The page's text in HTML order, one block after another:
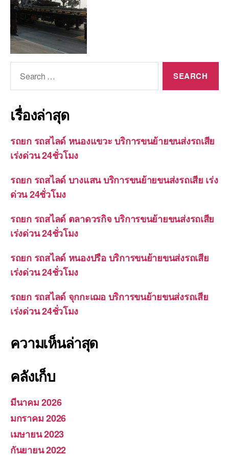
เรื่องล่าสุด
รถยก รถสไลด์ หนองแขวะ บริการขนย้ายขนส่งรถเสีย
เร่งด่วน 24ชั่วโมง
รถยก รถสไลด์ บางแสน บริการขนย้ายขนส่งรถเสีย เร่ง
ด่วน 24ชั่วโมง
รถยก รถสไลด์ ตลาดวรกิจ บริการขนย้ายขนส่งรถเสีย
เร่งด่วน 24ชั่วโมง
รถยก รถสไลด์ หนองปรือ บริการขนย้ายขนส่งรถเสีย
เร่งด่วน 24ชั่วโมง
รถยก รถสไลด์ จุกกะเฌอ บริการขนย้ายขนส่งรถเสีย
เร่งด่วน 24ชั่วโมง
ความเห็นล่าสุด
คลังเก็บ
มีนาคม 2026
มกราคม 2026
เมษายน 2023
กันยายน 2022